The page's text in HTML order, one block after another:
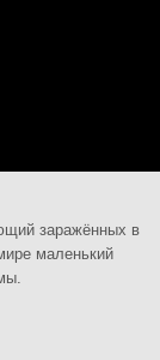
заражённых в
маленький